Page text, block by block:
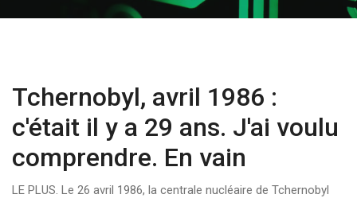
Tchernobyl, avril 1986 :
c'était il y a 29 ans. J'ai voulu
comprendre. En vain
LE PLUS. Le 26 avril 1986, la centrale nucléaire de Tchernobyl